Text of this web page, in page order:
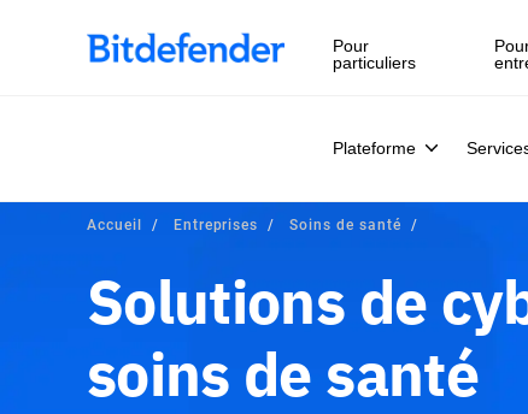
Pour
particuliers
Plateforme
Accueil Entreprises Soins de santé
Solutions de
soins de santé